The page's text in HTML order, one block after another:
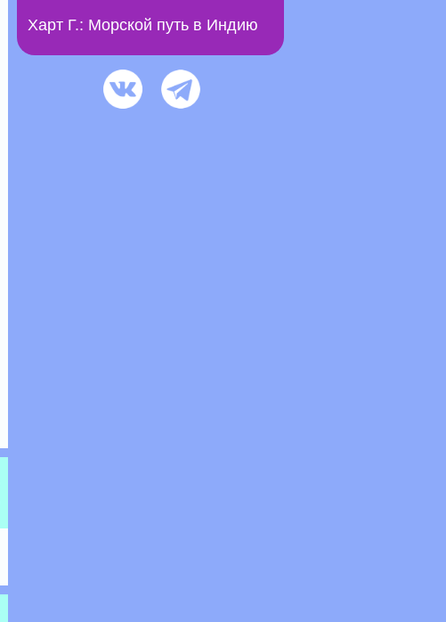
Харт Г.: Морской путь в Индию